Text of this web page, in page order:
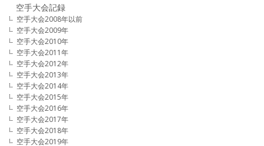
空手大会記録
空手大会2008年以前
空手大会2009年
空手大会2010年
空手大会2011年
空手大会2012年
空手大会2013年
空手大会2014年
空手大会2015年
空手大会2016年
空手大会2017年
空手大会2018年
空手大会2019年